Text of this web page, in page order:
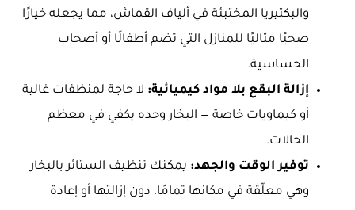
والبكتيريا المختبئة في ألياف القماش، مما يجعله خيارًا
صحيًا مثاليًا للمنازل التي تضم أطفالًا أو أصحاب
الحساسية.
إزالة البقع بلا مواد كيميائية: لا حاجة لمنظفات غالية
أو كيماويات خاصة — البخار وحده يكفي في معظم
الحالات.
توفير الوقت والجهد: يمكنك تنظيف الستائر بالبخار
وهي معلّقة في مكانها تمامًا، دون إزالتها أو إعادة